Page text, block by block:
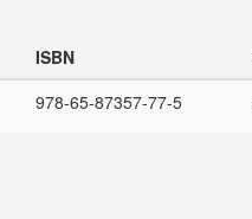
ISBN
978-65-87357-77-5